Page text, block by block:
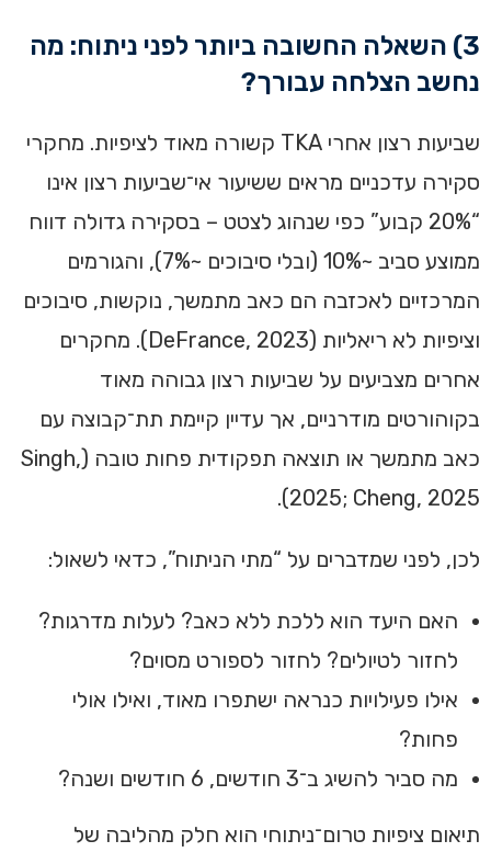
3) השאלה החשובה ביותר לפני ניתוח: מה
נחשב הצלחה עבורך?
שביעות רצון אחרי TKA קשורה מאוד לציפיות. מחקרי
סקירה עדכניים מראים ששיעור אי־שביעות רצון אינו
“20% קבוע” כפי שנהוג לצטט – בסקירה גדולה דווח
ממוצע סביב ~10% (ובלי סיבוכים ~7%), והגורמים
המרכזיים לאכזבה הם כאב מתמשך, נוקשות, סיבוכים
וציפיות לא ריאליות (DeFrance, 2023). מחקרים
אחרים מצביעים על שביעות רצון גבוהה מאוד
בקוהורטים מודרניים, אך עדיין קיימת תת־קבוצה עם
כאב מתמשך או תוצאה תפקודית פחות טובה (Singh,
2025; Cheng, 2025).
לכן, לפני שמדברים על “מתי הניתוח”, כדאי לשאול:
האם היעד הוא ללכת ללא כאב? לעלות מדרגות?
לחזור לטיולים? לחזור לספורט מסוים?
אילו פעילויות כנראה ישתפרו מאוד, ואילו אולי
פחות?
מה סביר להשיג ב־3 חודשים, 6 חודשים ושנה?
תיאום ציפיות טרום־ניתוחי הוא חלק מהליבה של